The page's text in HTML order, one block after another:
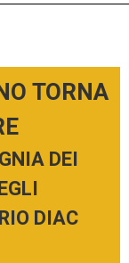
TORNA
DEI
DIAC